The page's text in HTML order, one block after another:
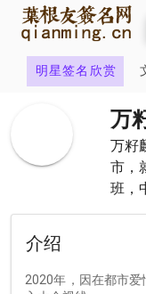
明星签名欣赏
万
万籽
市，
班，
介绍
2020年，因在都市